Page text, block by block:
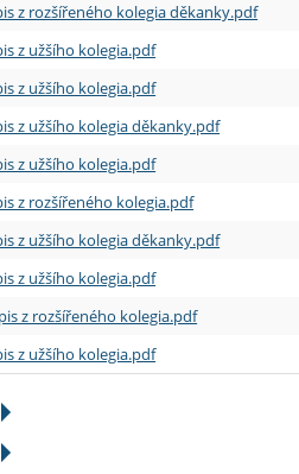
z rozšířeného kolegia děkanky.pdf
z užšího kolegia.pdf
z užšího kolegia.pdf
z užšího kolegia děkanky.pdf
z užšího kolegia.pdf
z rozšířeného kolegia.pdf
z užšího kolegia děkanky.pdf
z užšího kolegia.pdf
z rozšířeného kolegia.pdf
z užšího kolegia.pdf